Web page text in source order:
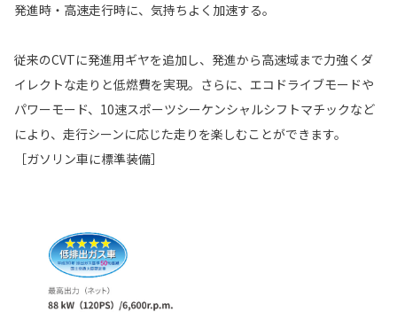
発進時・高速走行時に、気持ちよく加速する。
従来のCVTに発進用ギヤを追加し、発進から高速域まで力強くダ
イレクトな走りと低燃費を実現。さらに、エコドライブモードや
パワーモード、10速スポーツシーケンシャルシフトマチックなど
により、走行シーンに応じた走りを楽しむことができます。
［ガソリン車に標準装備］